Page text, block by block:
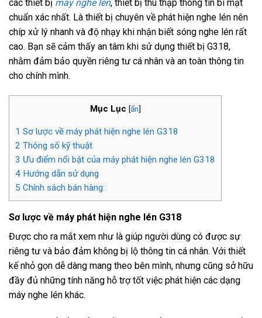
các thiết bị máy nghe lén, thiết bị thu thập thông tin bí mật
chuẩn xác nhất. Là thiết bị chuyên về phát hiện nghe lén nên
chíp xử lý nhanh và độ nhạy khi nhận biết sóng nghe lén rất
cao. Bạn sẽ cảm thấy an tâm khi sử dụng thiết bị G318,
nhằm đảm bảo quyền riêng tư cá nhân và an toàn thông tin
cho chính mình.
Mục Lục [ẩn]
1 Sơ lược về máy phát hiện nghe lén G318
2 Thông số kỹ thuật
3 Ưu điểm nổi bật của máy phát hiện nghe lén G318
4 Hướng dẫn sử dụng
5 Chính sách bán hàng:
Sơ lược về máy phát hiện nghe lén G318
Được cho ra mắt xem như là giúp người dùng có được sự
riêng tư và bảo đảm không bị lộ thông tin cá nhân. Với thiết
kế nhỏ gọn dễ dàng mang theo bên mình, nhưng cũng sở hữu
đầy đủ những tính năng hỗ trợ tốt việc phát hiện các dạng
máy nghe lén khác.